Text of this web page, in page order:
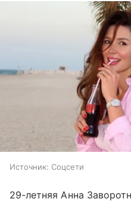
Источник: Соцсети
29-летняя Анна